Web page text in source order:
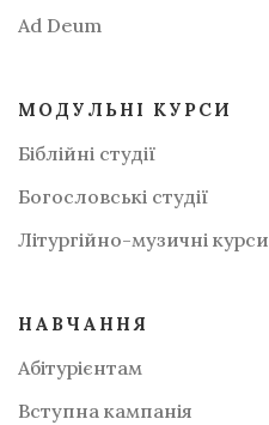
Аd Deum
МОДУЛЬНІ КУРСИ
Біблійні студії
Богословські студії
Літургійно-музичні курси
НАВЧАННЯ
Абітурієнтам
Вступна кампанія